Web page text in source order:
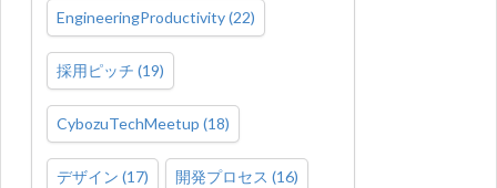
EngineeringProductivity(22)
採用ピッチ (19)
CybozuTechMeetup (18)
デザイン (17) 開発プロセス (16)